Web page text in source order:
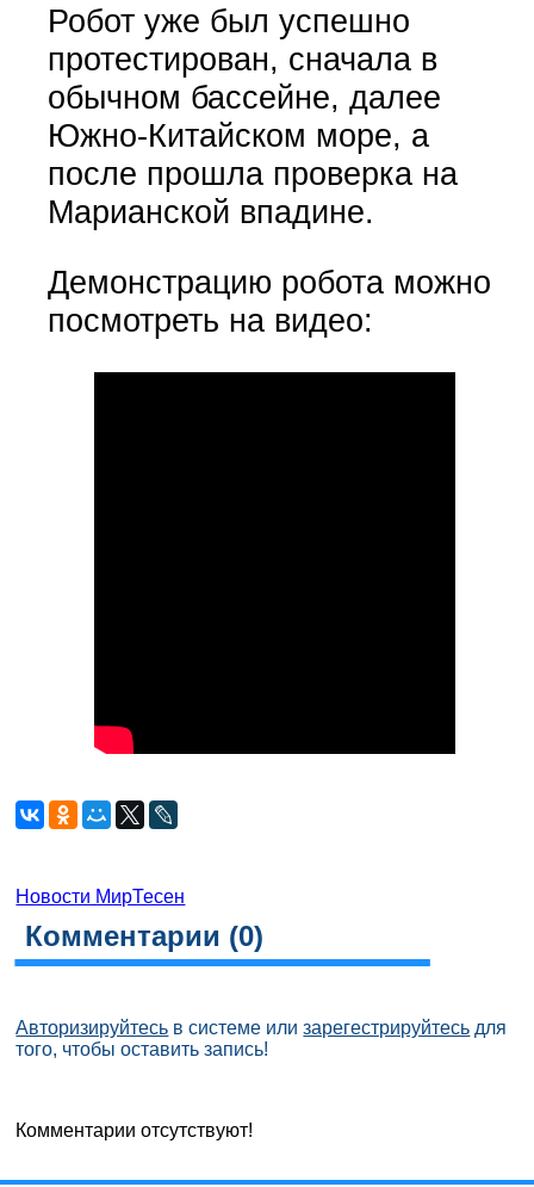
Робот уже был успешно
протестирован, сначала в
обычном бассейне, далее
Южно-Китайском море, а
после прошла проверка на
Марианской впадине.
Демонстрацию робота можно
посмотреть на видео:
Новости МирТесен
Комментарии (0)
Авторизируйтесь в системе илизарегестрируйтесь для
того, чтобы оставить запись!
Комментарии отсутствуют!